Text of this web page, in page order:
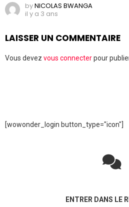
byNICOLAS BWANGA
il y a 3 ans
LAISSER UN COMMENTAIRE
Vous devez vous connecterpour
[wowonder_login button_type="icon"]
ENTRER DANS LE